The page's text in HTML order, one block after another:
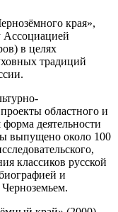
края»,
Ассоциацией
в целях
традиций
областного и
деятельности
выпущено около 100
классиков русской
и